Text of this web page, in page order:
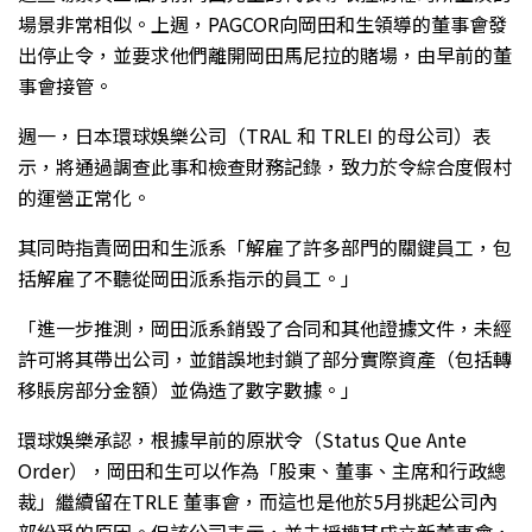
場景非常相似。上週，PAGCOR向岡田和生領導的董事會發
出停止令，並要求他們離開岡田馬尼拉的賭場，由早前的董
事會接管。
週一，日本環球娛樂公司（TRAL 和 TRLEI 的母公司）表
示，將通過調查此事和檢查財務記錄，致力於令綜合度假村
的運營正常化。
其同時指責岡田和生派系「解雇了許多部門的關鍵員工，包
括解雇了不聽從岡田派系指示的員工。」
「進一步推測，岡田派系銷毀了合同和其他證據文件，未經
許可將其帶出公司，並錯誤地封鎖了部分實際資產（包括轉
移賬房部分金額）並偽造了數字數據。」
環球娛樂承認，根據早前的原狀令（Status Que Ante
Order），岡田和生可以作為「股東、董事、主席和行政總
裁」繼續留在TRLE 董事會，而這也是他於5月挑起公司內